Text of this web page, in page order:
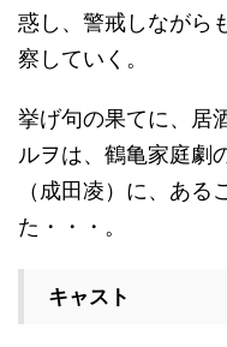
惑し、警戒しながら
察していく。
挙げ句の果てに、居
ルヲは、鶴亀家庭劇
（成田凌）に、ある
た・・・。
キャスト